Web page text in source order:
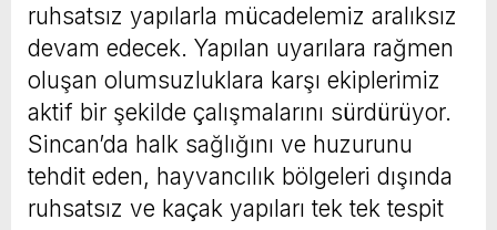
ruhsatsız yapılarla mücadelemiz aralıksız
devam edecek. Yapılan uyarılara rağmen
oluşan olumsuzluklara karşı ekiplerimiz
aktif bir şekilde çalışmalarını sürdürüyor.
Sincan’da halk sağlığını ve huzurunu
tehdit eden, hayvancılık bölgeleri dışında
ruhsatsız ve kaçak yapıları tek tek tespit